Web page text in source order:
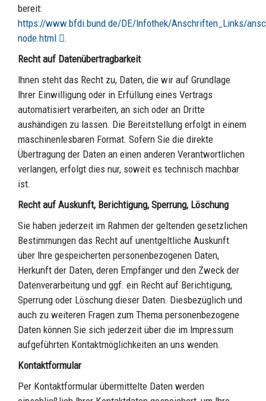
bereit:
https://www.bfdi.bund.de/DE/Infothek/Anschriften_Links/
node.html
.
Recht auf Datenübertragbarkeit
Ihnen steht das Recht zu, Daten, die wir auf Grundlage
Ihrer Einwilligung oder in Erfüllung eines Vertrags
automatisiert verarbeiten, an sich oder an Dritte
aushändigen zu lassen. Die Bereitstellung erfolgt in einem
maschinenlesbaren Format. Sofern Sie die direkte
Übertragung der Daten an einen anderen Verantwortlichen
verlangen, erfolgt dies nur, soweit es technisch machbar
ist.
Recht auf Auskunft, Berichtigung, Sperrung, Löschung
Sie haben jederzeit im Rahmen der geltenden gesetzlichen
Bestimmungen das Recht auf unentgeltliche Auskunft
über Ihre gespeicherten personenbezogenen Daten,
Herkunft der Daten, deren Empfänger und den Zweck der
Datenverarbeitung und ggf. ein Recht auf Berichtigung,
Sperrung oder Löschung dieser Daten. Diesbezüglich und
auch zu weiteren Fragen zum Thema personenbezogene
Daten können Sie sich jederzeit über die im Impressum
aufgeführten Kontaktmöglichkeiten an uns wenden.
Kontaktformular
Per Kontaktformular übermittelte Daten werden